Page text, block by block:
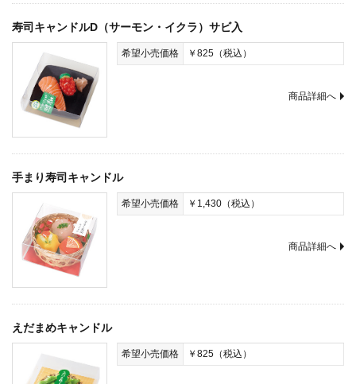
寿司キャンドルD（サーモン・イクラ）サビ入
希望小売価格 ￥825（税込）
商品詳細へ
手まり寿司キャンドル
希望小売価格 ￥1,430（税込）
商品詳細へ
えだまめキャンドル
希望小売価格 ￥825（税込）